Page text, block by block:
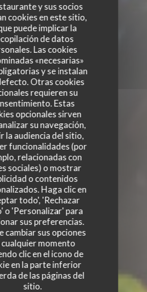
y sus socios
cookies en este sitio,
puede implicar la
de datos
Las cookies
«necesarias»
y se instalan
Otras cookies
requieren su
Estas
opcionales sirven
su navegación,
la audiencia del sitio,
funcionalidades (por
relacionadas con
sociales) o mostrar
o contenidos
Haga clic en
todo', 'Rechazar
o 'Personalizar' para
sus preferencias.
cambiar sus opciones
cualquier momento
clic en el icono de
en la parte inferior
de las páginas del
sitio.